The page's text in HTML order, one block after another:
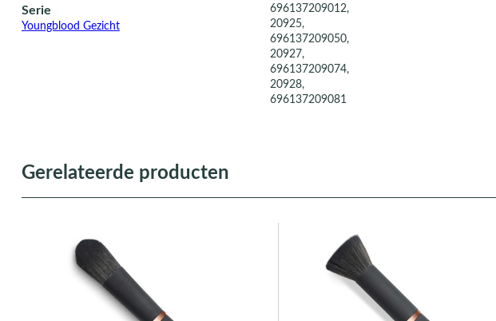
Serie
Youngblood Gezicht
696137209012,
20925,
696137209050,
20927,
696137209074,
20928,
696137209081
Gerelateerde producten